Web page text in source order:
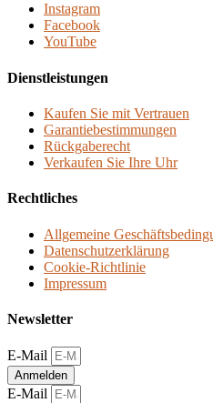
Instagram
Facebook
YouTube
Dienstleistungen
Kaufen Sie mit Vertrauen
Garantiebestimmungen
Rückgaberecht
Verkaufen Sie Ihre Uhr
Rechtliches
Allgemeine
Datenschutzerklärung
Cookie-Richtlinie
Impressum
Newsletter
E-Mail
Anmelden
E-Mail